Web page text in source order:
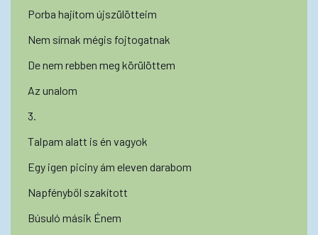
Porba hajítom újszülötteim
Nem sírnak mégis fojtogatnak
De nem rebben meg körülöttem
Az unalom
3.
Talpam alatt is én vagyok
Egy igen piciny ám eleven darabom
Napfényből szakított
Búsuló másik Énem